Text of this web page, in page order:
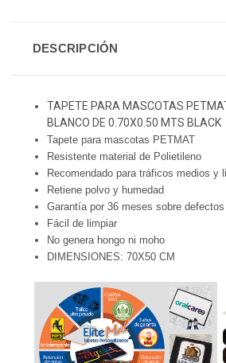
DESCRIPCIÓN
TAPETE PARA MASCOTAS
BLANCO DE 0.70X0.50 MTS BLACK
Tapete para mascotas PETMAT
Resistente material de Polietileno
Recomendado para tráficos medios y
Retiene polvo y humedad
Garantía por 36 meses sobre
Fácil de limpiar
No genera hongo ni moho
DIMENSIONES: 70X50 CM